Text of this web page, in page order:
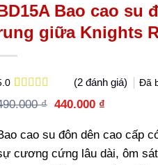
Bao cao su
giữa Knights
5.0trên 5
dựa trên
2
(2đánh giá) Đã
₫ Giá
490.000 ₫.
440.000 ₫
là:
440.000 ₫.
cao su đôn dên cao cấp
cương cứng lâu dài, ôm